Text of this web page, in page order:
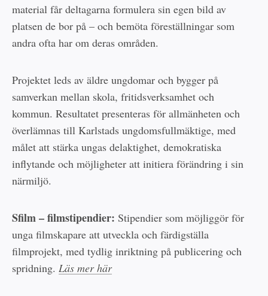
material får deltagarna formulera sin egen bild av
platsen de bor på – och bemöta föreställningar som
andra ofta har om deras områden.
Projektet leds av äldre ungdomar och bygger på
samverkan mellan skola, fritidsverksamhet och
kommun. Resultatet presenteras för allmänheten och
överlämnas till Karlstads ungdomsfullmäktige, med
målet att stärka ungas delaktighet, demokratiska
inflytande och möjligheter att initiera förändring i sin
närmiljö.
Sfilm – filmstipendier: Stipendier som möjliggör för
unga filmskapare att utveckla och färdigställa
filmprojekt, med tydlig inriktning på publicering och
spridning. Läs mer här